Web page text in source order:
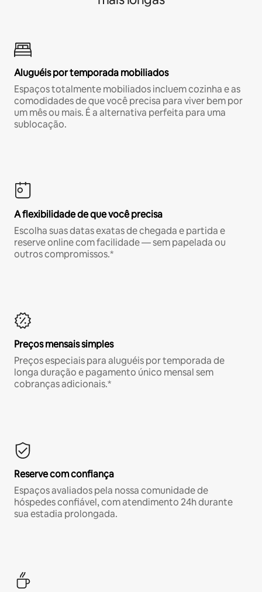
Aluguéis por temporada mobiliados
Espaços totalmente mobiliados incluem cozinha e as
comodidades de que você precisa para viver bem por
um mês ou mais. É a alternativa perfeita para uma
sublocação.
A flexibilidade de que você precisa
Escolha suas datas exatas de chegada e partida e
reserve online com facilidade — sem papelada ou
outros compromissos.*
Preços mensais simples
Preços especiais para aluguéis por temporada de
longa duração e pagamento único mensal sem
cobranças adicionais.*
Reserve com confiança
Espaços avaliados pela nossa comunidade de
hóspedes confiável, com atendimento 24h durante
sua estadia prolongada.